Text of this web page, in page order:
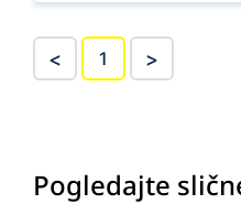
< 1 >
Pogledajte